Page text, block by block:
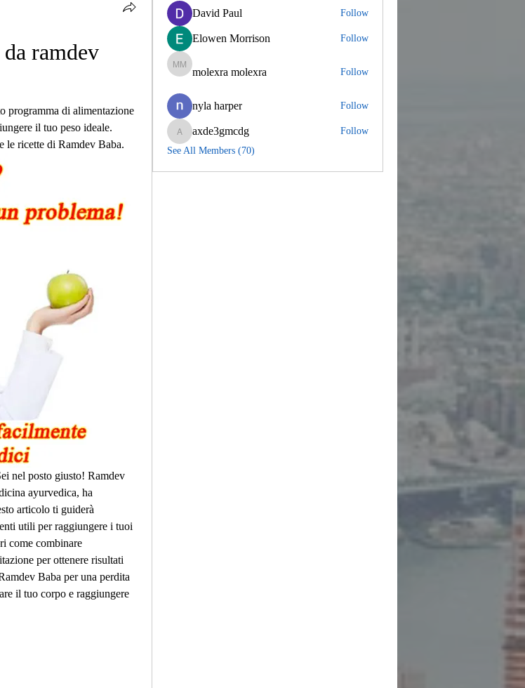
ramdev
programma di alimentazione
il tuo peso ideale.
le ricette di Ramdev Baba.
nel posto giusto! Ramdev
ayurvedica, ha
articolo ti guiderà
utili per raggiungere i tuoi
come combinare
per ottenere risultati
Baba per una perdita
il tuo corpo e raggiungere
David Paul Follow
Elowen Morrison Follow
molexra molexra
molexra molexra Follow
nyla harper Follow
axde3gmcdg
axde3gmcdg
Follow
See All Members (70)